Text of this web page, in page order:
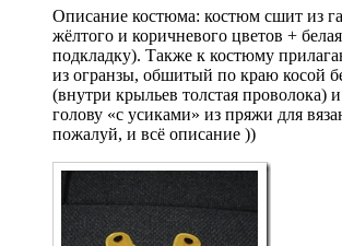
Описание костюма: костюм сшит из
жёлтого и коричневого цветов +
подкладку). Также к костюму
из огранзы, обшитый по краю косой
(внутри крыльев толстая проволока)
голову «с усиками» из пряжи для
пожалуй, и всё описание ))